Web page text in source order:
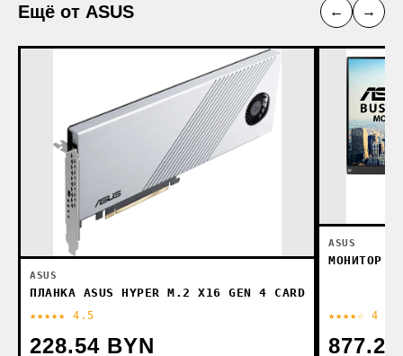
Ещё от ASUS ← →
ASUS
ПЛАНКА ASUS HYPER M.2 X16 GEN 4 CARD
★★★★★ 4.5
228.54 BYN
ASUS
МОНИТОР
★★★★☆ 4